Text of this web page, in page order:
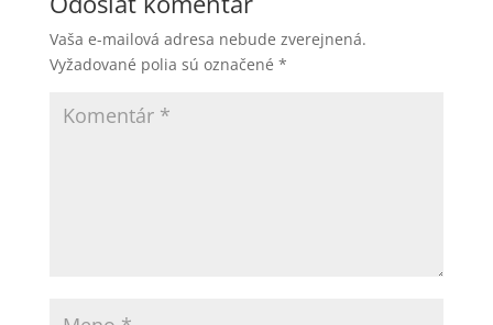
Vaša e-mailová adresa nebude zverejnená.
Vyžadované polia sú označené *